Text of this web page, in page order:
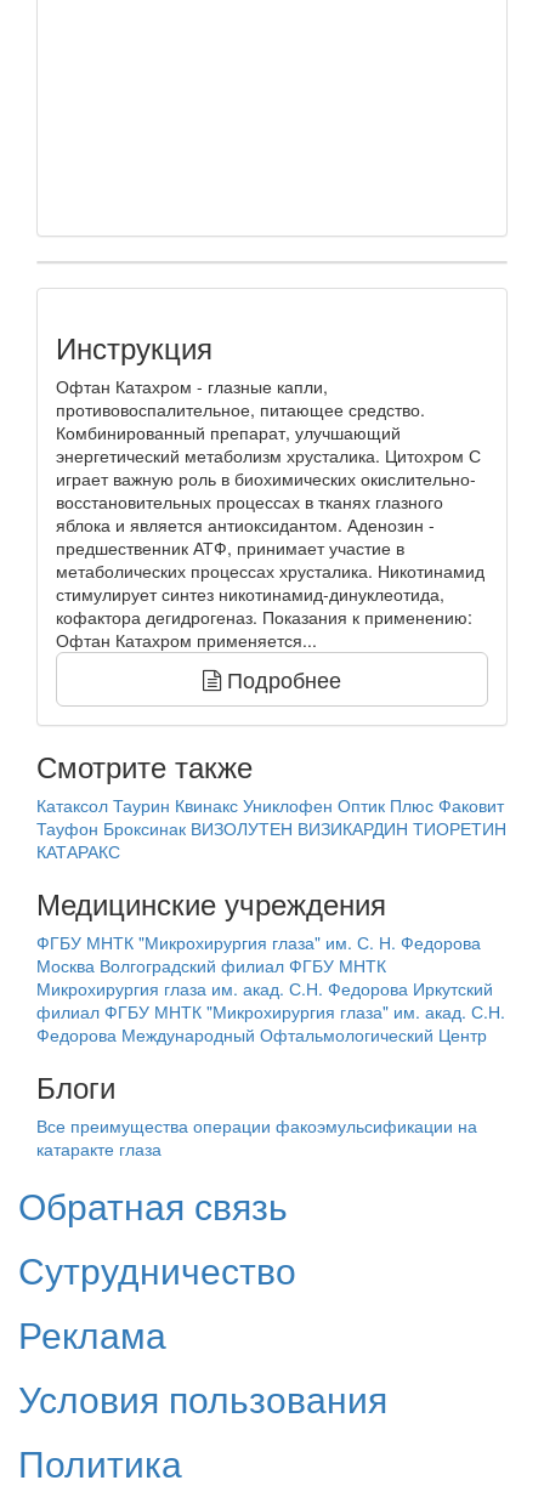
Инструкция
Офтан Катахром - глазные капли,
противовоспалительное, питающее средство.
Комбинированный препарат, улучшающий
энергетический метаболизм хрусталика. Цитохром С
играет важную роль в биохимических окислительно-
восстановительных процессах в тканях глазного
яблока и является антиоксидантом. Аденозин -
предшественник АТФ, принимает участие в
метаболических процессах хрусталика. Никотинамид
стимулирует синтез никотинамид-динуклеотида,
кофактора дегидрогеназ. Показания к применению:
Офтан Катахром применяется...
Подробнее
Смотрите также
Катаксол Таурин Квинакс Униклофен Оптик Плюс Факовит
Тауфон Броксинак ВИЗОЛУТЕН ВИЗИКАРДИН ТИОРЕТИН
КАТАРАКС
Медицинские учреждения
ФГБУ МНТК "Микрохирургия глаза" им. С. Н. Федорова
Москва Волгоградский филиал ФГБУ МНТК
Микрохирургия глаза им. акад. С.Н. Федорова Иркутский
филиал ФГБУ МНТК "Микрохирургия глаза" им. акад. С.Н.
Федорова Международный Офтальмологический Центр
Блоги
Все преимущества операции факоэмульсификации на
катаракте глаза
Обратная связь
Сутрудничество
Реклама
Условия пользования
Политика